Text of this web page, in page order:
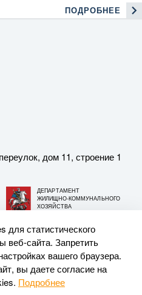
ПОДРОБНЕЕ
дом 11, строение 1
ДЕПАРТАМЕНТ
ЖИЛИЩНО-КОММУНАЛЬНОГО
ХОЗЯЙСТВА
материалов
для статистического
веб-сайта. Запретить
вашего браузера.
вы даете согласие на
Подробнее